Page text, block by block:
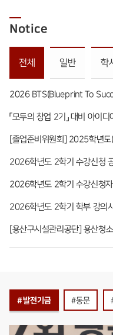
Notice
전체
2026학년도 2학기 수강신청
2026학년도 2학기 수강신청
일반 학
#발전기금 #동문